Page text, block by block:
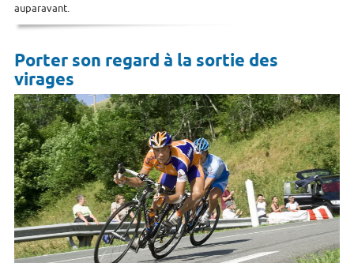
auparavant.
Porter son regard à la sortie des
virages